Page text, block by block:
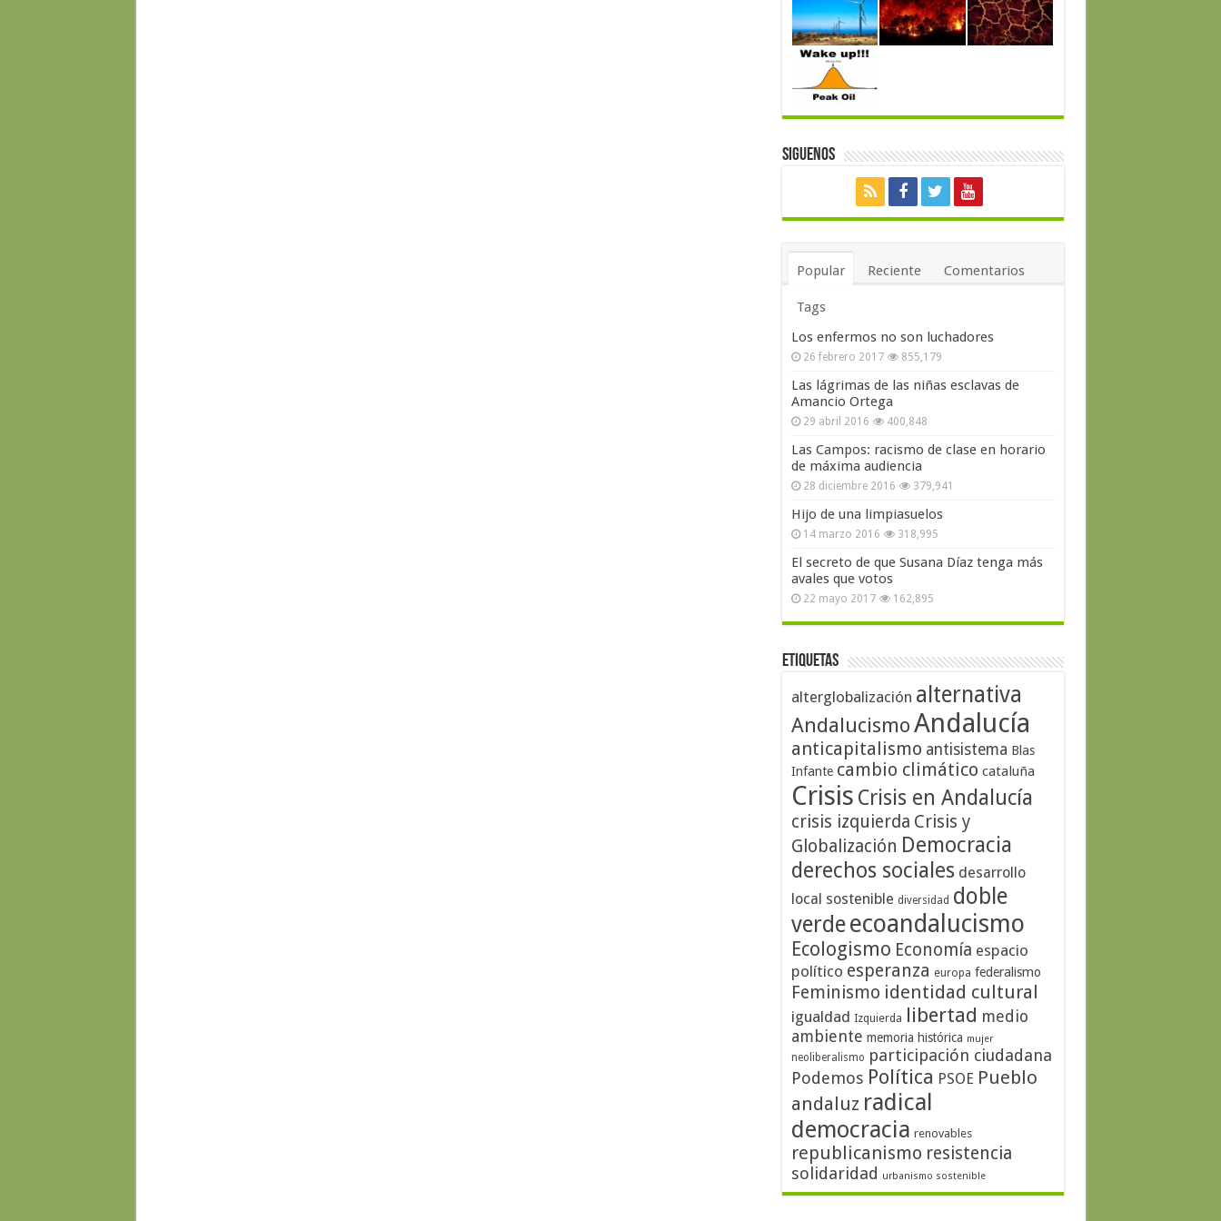
Siguenos
Popular Reciente Comentarios
Tags
Los enfermos no son luchadores
26 febrero 2017 855,179
Las lágrimas de las niñas esclavas de
Amancio Ortega
29 abril 2016 400,848
Las Campos: racismo de clase en horario
de máxima audiencia
28 diciembre 2016 379,941
Hijo de una limpiasuelos
14 marzo 2016 318,995
El secreto de que Susana Díaz tenga más
avales que votos
22 mayo 2017 162,895
Etiquetas
alterglobalización alternativa
AndalucismoAndalucía
anticapitalismo antisistema Blas
Infante cambio climático cataluña
Crisis Crisis en Andalucía
crisis izquierda Crisis y
Globalización Democracia
derechos sociales desarrollo
local sostenible diversidad doble
verdeecoandalucismo
Ecologismo Economía espacio
político esperanza europa federalismo
Feminismo identidad cultural
igualdad Izquierda libertad medio
ambiente memoria histórica mujer
neoliberalismo participación ciudadana
Podemos Política PSOE Pueblo
andaluz radical
democracia renovables
republicanismo resistencia
solidaridad urbanismo sostenible